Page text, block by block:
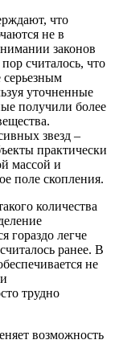
что
не в
законов
считалось, что
серьезным
уточненные
получили более
звезд –
практически
массой и
поле скопления.
количества
гораздо легче
ранее. В
не
трудно
возможность